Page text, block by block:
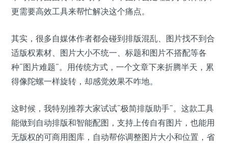
更需要高效工具来帮忙解决这个痛点。
其实，很多自媒体作者都会碰到排版混乱、图片找不到合
适版权素材、图片大小不统一、标题和图片不搭配等各
种“图片难题”。用传统方式，一个文章下来折腾半天，累
得像陀螺一样旋转，却感觉效果不咋地。
这时候，我特别推荐大家试试“极简排版助手”。这款工具
能做到自动排版和智能配图，支持上传自有图片，也能用
无版权的可商用图库，自动帮你调整图片大小和位置，省